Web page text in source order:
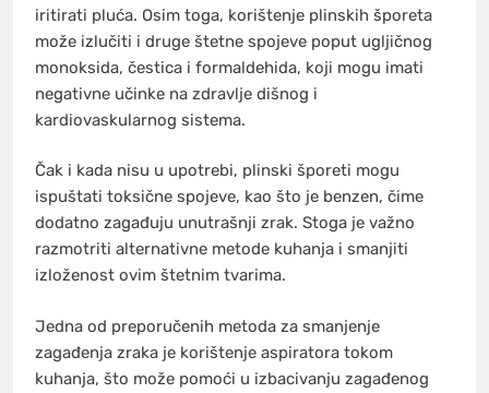
iritirati pluća. Osim toga, korištenje plinskih šporeta
može izlučiti i druge štetne spojeve poput ugljičnog
monoksida, čestica i formaldehida, koji mogu imati
negativne učinke na zdravlje dišnog i
kardiovaskularnog sistema.
Čak i kada nisu u upotrebi, plinski šporeti mogu
ispuštati toksične spojeve, kao što je benzen, čime
dodatno zagađuju unutrašnji zrak. Stoga je važno
razmotriti alternativne metode kuhanja i smanjiti
izloženost ovim štetnim tvarima.
Jedna od preporučenih metoda za smanjenje
zagađenja zraka je korištenje aspiratora tokom
kuhanja, što može pomoći u izbacivanju zagađenog